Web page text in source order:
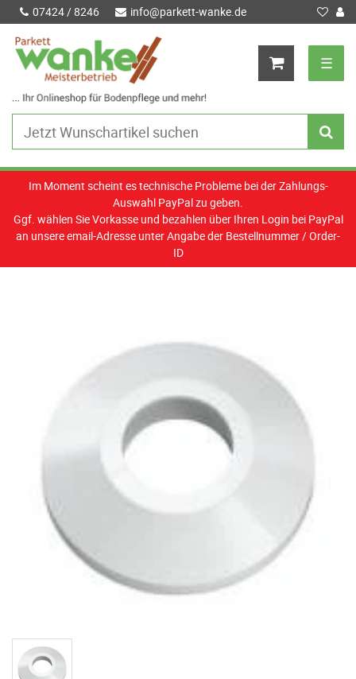
07424 / 8246 info@parkett-wanke.de
☰
Im Moment scheint es technische Probleme bei der Zahlungs-
Auswahl PayPal zu geben.
Ggf. wählen Sie Vorkasse und bezahlen über Ihren Login bei PayPal
an unsere email-Adresse unter Angabe der Bestellnummer / Order-
ID